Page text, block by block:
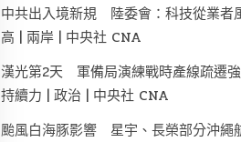
中共出入境新規 陸委會：科技從業者
高 | 兩岸 | 中央社 CNA
漢光第2天 軍備局演練戰時產線疏遷
持續力 | 政治 | 中央社 CNA
颱風白海豚影響 星宇、長榮部分沖繩